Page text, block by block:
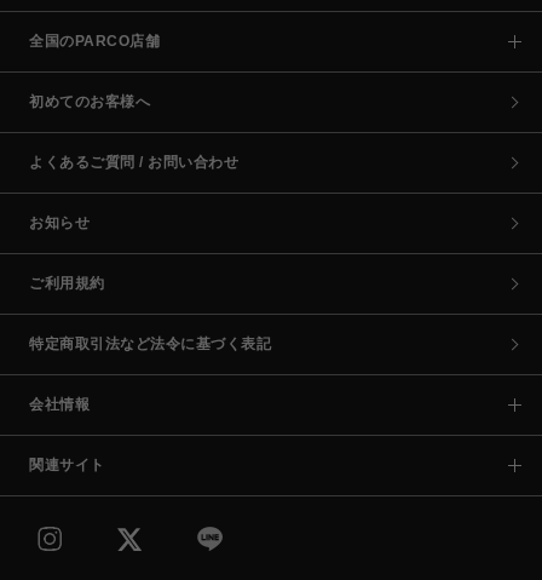
全国のPARCO店舗
初めてのお客様へ
よくあるご質問 / お問い合わせ
お知らせ
ご利用規約
特定商取引法など法令に基づく表記
会社情報
関連サイト